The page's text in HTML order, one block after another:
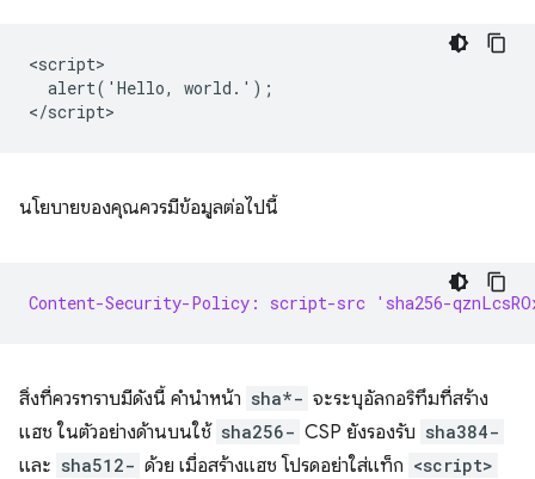
<script>
  alert('Hello, world.');
นโยบายของคุณควรมีข้อมูลต่อไปนี้
Content-Security-Policy: script-src 'sha256-
สิ่งที่ควรทราบมีดังนี้ คำนำหน้า sha*- จะระบุอัลกอริทึมที่สร้าง
แฮช ในตัวอย่างด้านบนใช้ sha256- CSP ยังรองรับ sha384-
และ sha512- ด้วย เมื่อสร้างแฮช โปรดอย่าใส่แท็ก <script>